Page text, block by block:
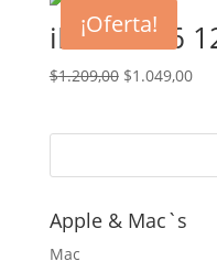
era:
$1.209,00.
¡Oferta!
iPhone 16
$1.209,00 El
$1.209,00.
$1.049,00El
Apple & Mac`s
Mac